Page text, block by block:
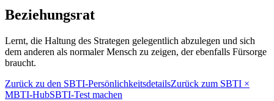
Beziehungsrat
Lernt, die Haltung des Strategen gelegentlich abzulegen und sich
dem anderen als normaler Mensch zu zeigen, der ebenfalls Fürsorge
braucht.
Zurück zu den SBTI-PersönlichkeitsdetailsZurück zum SBTI ×
MBTI-HubSBTI-Test machen